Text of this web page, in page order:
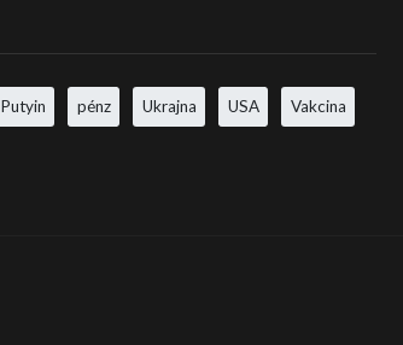
Putyin pénz Ukrajna USA Vakcina